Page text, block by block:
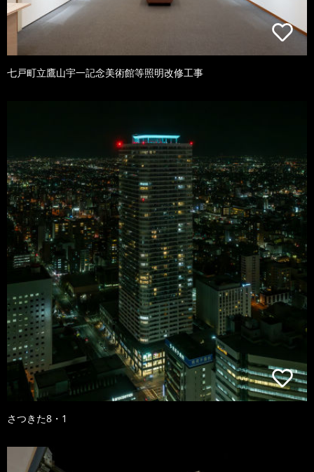
七戸町立鷹山宇一記念美術館等照明改修工事
さつきた8・1